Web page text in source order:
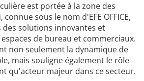
est portée à la zone des
sous le nom d'EFE OFFICE,
solutions innovantes et
de bureau et commerciaux.
non seulement la dynamique de
mais souligne également le rôle
qu'acteur majeur dans ce secteur.